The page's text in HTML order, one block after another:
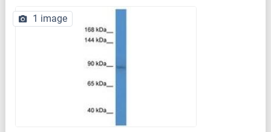
1 image